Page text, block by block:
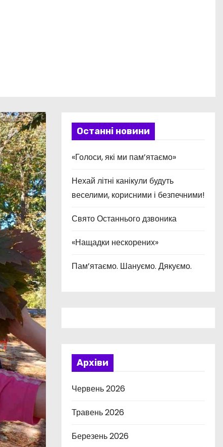
Останні новини
«Голоси, які ми пам’ятаємо»
Нехай літні канікули будуть
веселими, корисними і безпечними!
Свято Останнього дзвоника
«Нащадки нескорених»
Пам’ятаємо. Шануємо. Дякуємо.
Архіви
Червень 2026
Травень 2026
Березень 2026